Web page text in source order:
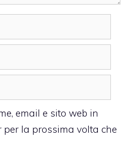
email e sito web in
per la prossima volta che